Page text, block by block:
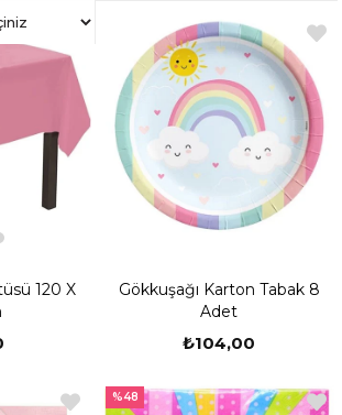
120 X
Gökkuşağı Karton Tabak 8
Adet
₺104,00
%48